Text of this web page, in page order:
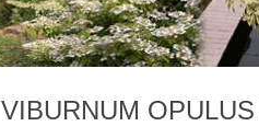
VIBURNUM